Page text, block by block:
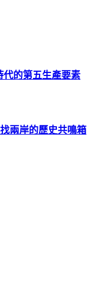
的第五生產要素
兩岸的歷史共鳴箱